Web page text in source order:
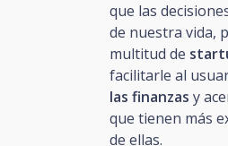
que las
de nuestra vida,
multitud de
facilitarle al
las finanzas y
que tienen más
de ellas.